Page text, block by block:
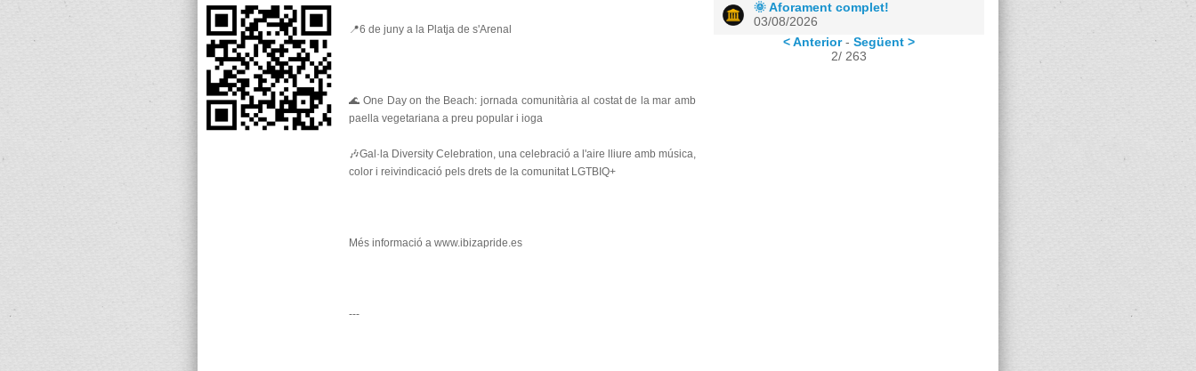
📍6 de juny a la Platja de s'Arenal
🌊 One Day on the Beach: jornada comunitària al costat de la mar amb
paella vegetariana a preu popular i ioga
🎶Gal·la Diversity Celebration, una celebració a l'aire lliure amb música,
color i reivindicació pels drets de la comunitat LGTBIQ+
Més informació a www.ibizapride.es
---
🌞 Aforament complet!
03/08/2026
< Anterior- Següent >
2/ 263